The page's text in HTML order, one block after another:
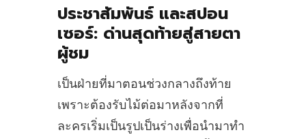
ประชาสัมพันธ์ และสปอน
เซอร์: ด่านสุดท้ายสู่สายตา
ผู้ชม
เป็นฝ่ายที่มาตอนช่วงกลางถึงท้าย
เพราะต้องรับไม้ต่อมาหลังจากที่
ละครเริ่มเป็นรูปเป็นร่างเพื่อนำมาทำ